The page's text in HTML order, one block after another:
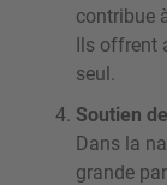
contribue
Ils offrent
seul.
Soutien
Dans la
grande